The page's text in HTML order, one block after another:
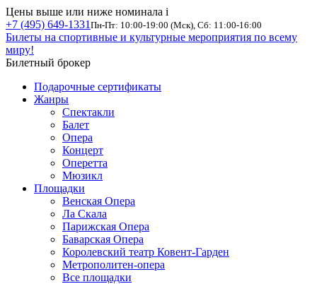
Цены выше или ниже номинала i
+7 (495) 649-1331 Пн-Пт: 10:00-19:00 (Мск), Сб: 11:00-16:00
Билеты на спортивные и культурные мероприятия по всему
миру!
Билетный брокер
Подарочные сертификаты
Жанры
Спектакли
Балет
Опера
Концерт
Оперетта
Мюзикл
Площадки
Венская Опера
Ла Скала
Парижская Опера
Баварская Опера
Королевский театр Ковент-Гарден
Метрополитен-опера
Все площадки